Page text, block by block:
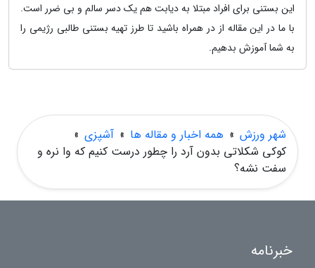
این بستنی برای افراد مبتلا به دیابت هم یک دسر سالم و بی ضرر است.
با ما در این مقاله از در همراه باشید تا طرز تهیه بستنی طالبی رژیمی را
به شما آموزش بدهیم.
شهر ورزش » همه اخبار و مقاله ها » آشپزی »
کوکی شکلاتی بدون آرد را چطور درست کنیم که وا نره و
سفت نشه؟
خبرنامه